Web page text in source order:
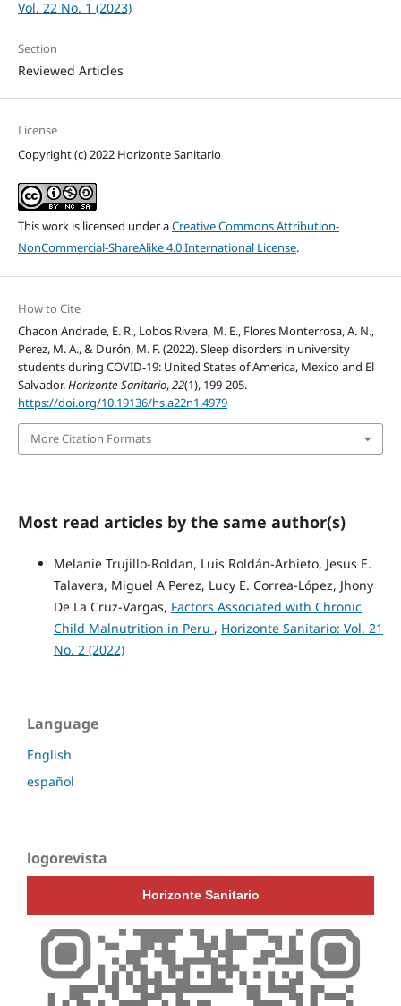
Vol. 22 No. 1 (2023)
Section
Reviewed Articles
License
Copyright (c) 2022 Horizonte Sanitario
This work is licensed under aCreative Commons Attribution-
NonCommercial-ShareAlike 4.0 International License.
How to Cite
Chacon Andrade, E. R., Lobos Rivera, M. E., Flores Monterrosa, A. N.,
Perez, M. A., & Durón, M. F. (2022). Sleep disorders in university
students during COVID-19: United States of America, Mexico and El
Salvador.Horizonte Sanitario,22(1), 199-205.
https://doi.org/10.19136/hs.a22n1.4979
More Citation Formats
Most read articles by the same author(s)
Melanie Trujillo-Roldan, Luis Roldán-Arbieto, Jesus E.
Talavera, Miguel A Perez, Lucy E. Correa-López, Jhony
De La Cruz-Vargas, Factors Associated with Chronic
Child Malnutrition in Peru , Horizonte Sanitario: Vol. 21
No. 2 (2022)
Language
English
español
logorevista
Horizonte Sanitario